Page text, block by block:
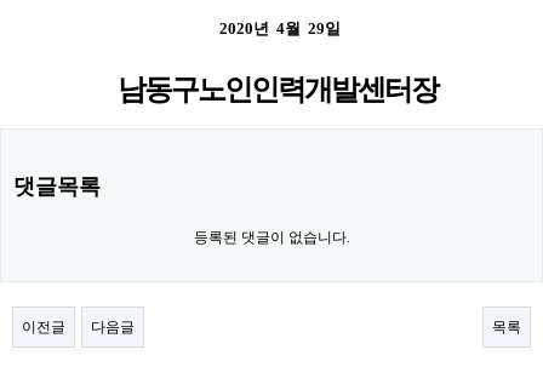
2020년 4월 29일
남동구노인인력개발센터장
댓글목록
등록된 댓글이 없습니다.
이전글 다음글 목록